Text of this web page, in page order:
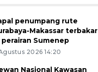
penumpang rute
Makassar terbakar
perairan Sumenep
2026 14:20
Nasional Kawasan